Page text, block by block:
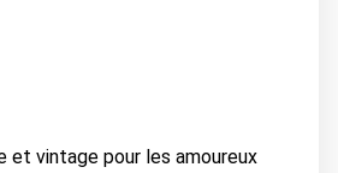
et vintage pour les amoureux